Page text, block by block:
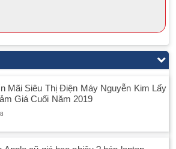
Mãi Siêu Thị Điện Máy Nguyễn Kim Lấy
Giá Cuối Năm 2019